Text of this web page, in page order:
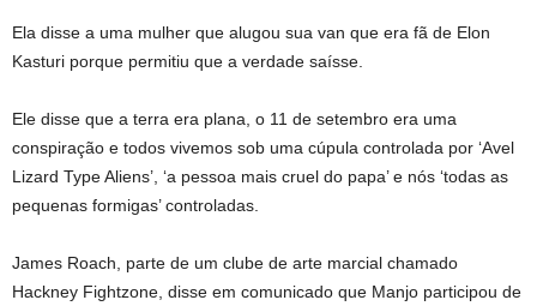
Ela disse a uma mulher que alugou sua van que era fã de Elon
Kasturi porque permitiu que a verdade saísse.
Ele disse que a terra era plana, o 11 de setembro era uma
conspiração e todos vivemos sob uma cúpula controlada por ‘Avel
Lizard Type Aliens’, ‘a pessoa mais cruel do papa’ e nós ‘todas as
pequenas formigas’ controladas.
James Roach, parte de um clube de arte marcial chamado
Hackney Fightzone, disse em comunicado que Manjo participou de